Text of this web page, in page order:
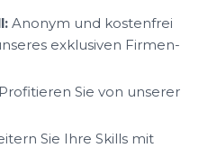
Anonym und kostenfrei
exklusiven Firmen-
Profitieren Sie von unserer
Sie Ihre Skills mit